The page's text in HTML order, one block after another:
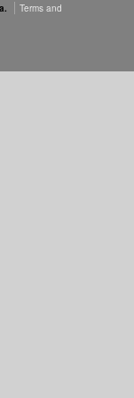
Terms and